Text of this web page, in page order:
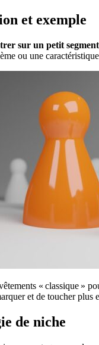
et exemple
sur un petit
ou une
« classique »
et de toucher
de niche